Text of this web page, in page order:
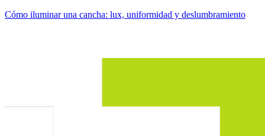
Cómo iluminar una cancha: lux, uniformidad y deslumbramiento